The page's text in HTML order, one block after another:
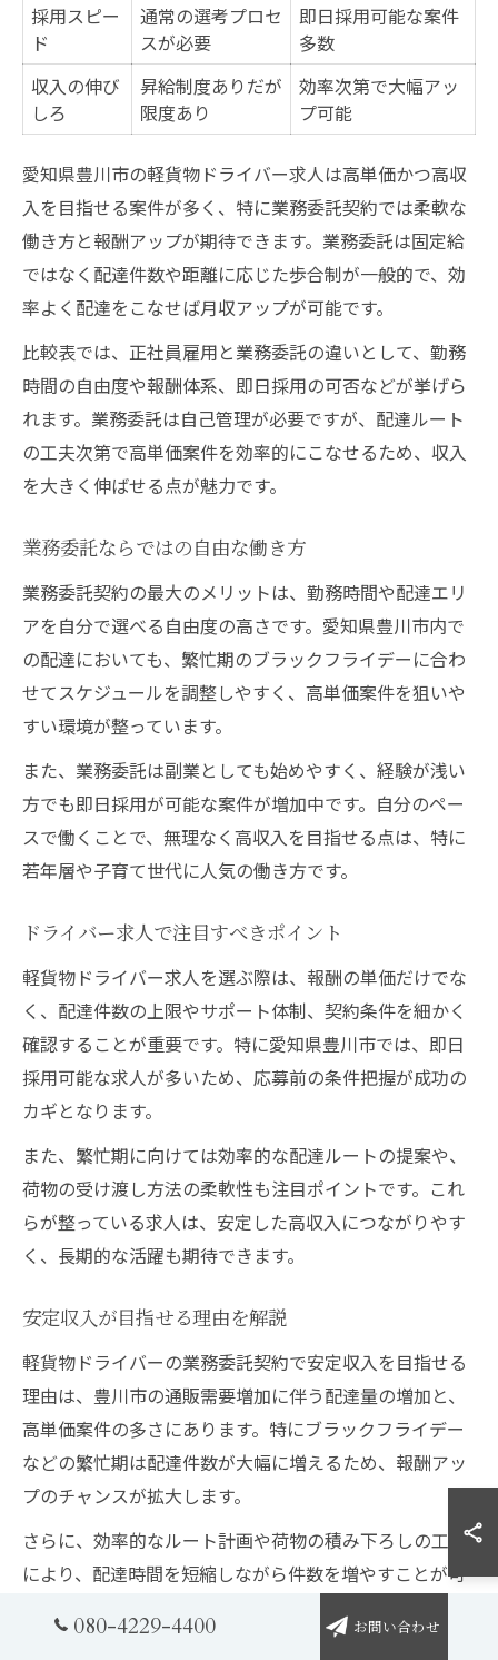
採用スピー
ド
通常の選考プロセ
スが必要
即日採用可能な案件
多数
収入の伸び
しろ
昇給制度ありだが
限度あり
効率次第で大幅アッ
プ可能
愛知県豊川市の軽貨物ドライバー求人は高単価かつ高収
入を目指せる案件が多く、特に業務委託契約では柔軟な
働き方と報酬アップが期待できます。業務委託は固定給
ではなく配達件数や距離に応じた歩合制が一般的で、効
率よく配達をこなせば月収アップが可能です。
比較表では、正社員雇用と業務委託の違いとして、勤務
時間の自由度や報酬体系、即日採用の可否などが挙げら
れます。業務委託は自己管理が必要ですが、配達ルート
の工夫次第で高単価案件を効率的にこなせるため、収入
を大きく伸ばせる点が魅力です。
業務委託ならではの自由な働き方
業務委託契約の最大のメリットは、勤務時間や配達エリ
アを自分で選べる自由度の高さです。愛知県豊川市内で
の配達においても、繁忙期のブラックフライデーに合わ
せてスケジュールを調整しやすく、高単価案件を狙いや
すい環境が整っています。
また、業務委託は副業としても始めやすく、経験が浅い
方でも即日採用が可能な案件が増加中です。自分のペー
スで働くことで、無理なく高収入を目指せる点は、特に
若年層や子育て世代に人気の働き方です。
ドライバー求人で注目すべきポイント
軽貨物ドライバー求人を選ぶ際は、報酬の単価だけでな
く、配達件数の上限やサポート体制、契約条件を細かく
確認することが重要です。特に愛知県豊川市では、即日
採用可能な求人が多いため、応募前の条件把握が成功の
カギとなります。
また、繁忙期に向けては効率的な配達ルートの提案や、
荷物の受け渡し方法の柔軟性も注目ポイントです。これ
らが整っている求人は、安定した高収入につながりやす
く、長期的な活躍も期待できます。
安定収入が目指せる理由を解説
軽貨物ドライバーの業務委託契約で安定収入を目指せる
理由は、豊川市の通販需要増加に伴う配達量の増加と、
高単価案件の多さにあります。特にブラックフライデー
などの繁忙期は配達件数が大幅に増えるため、報酬アッ
プのチャンスが拡大します。
さらに、効率的なルート計画や荷物の積み下ろしの工夫
により、配達時間を短縮しながら件数を増やすことが可
最大限に活用して安定した高収入を確保できます。
080-4229-4400 お問い合わせ